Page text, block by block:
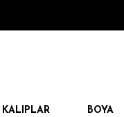
BOYA